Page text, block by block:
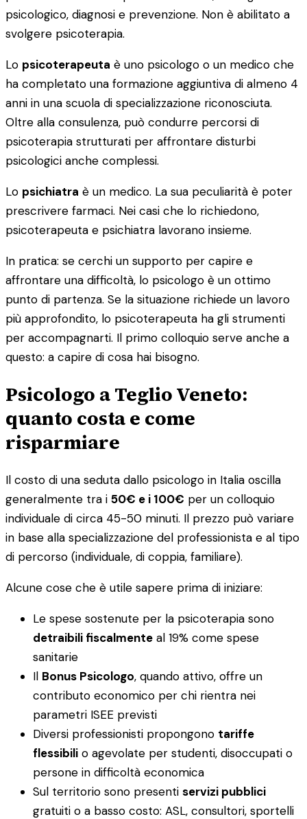
psicologico, diagnosi e prevenzione. Non è abilitato a
svolgere psicoterapia.
Lo psicoterapeuta è uno psicologo o un medico che
ha completato una formazione aggiuntiva di almeno 4
anni in una scuola di specializzazione riconosciuta.
Oltre alla consulenza, può condurre percorsi di
psicoterapia strutturati per affrontare disturbi
psicologici anche complessi.
Lo psichiatra è un medico. La sua peculiarità è poter
prescrivere farmaci. Nei casi che lo richiedono,
psicoterapeuta e psichiatra lavorano insieme.
In pratica: se cerchi un supporto per capire e
affrontare una difficoltà, lo psicologo è un ottimo
punto di partenza. Se la situazione richiede un lavoro
più approfondito, lo psicoterapeuta ha gli strumenti
per accompagnarti. Il primo colloquio serve anche a
questo: a capire di cosa hai bisogno.
Psicologo a Teglio Veneto:
quanto costa e come
risparmiare
Il costo di una seduta dallo psicologo in Italia oscilla
generalmente tra i 50€ e i 100€ per un colloquio
individuale di circa 45-50 minuti. Il prezzo può variare
in base alla specializzazione del professionista e al tipo
di percorso (individuale, di coppia, familiare).
Alcune cose che è utile sapere prima di iniziare:
Le spese sostenute per la psicoterapia sono
detraibili fiscalmente al 19% come spese
sanitarie
Il Bonus Psicologo, quando attivo, offre un
contributo economico per chi rientra nei
parametri ISEE previsti
Diversi professionisti propongono tariffe
flessibili o agevolate per studenti, disoccupati o
persone in difficoltà economica
Sul territorio sono presenti servizi pubblici
gratuiti o a basso costo: ASL, consultori, sportelli